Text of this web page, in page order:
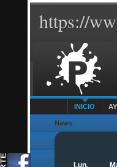
https://
INICIO
News: